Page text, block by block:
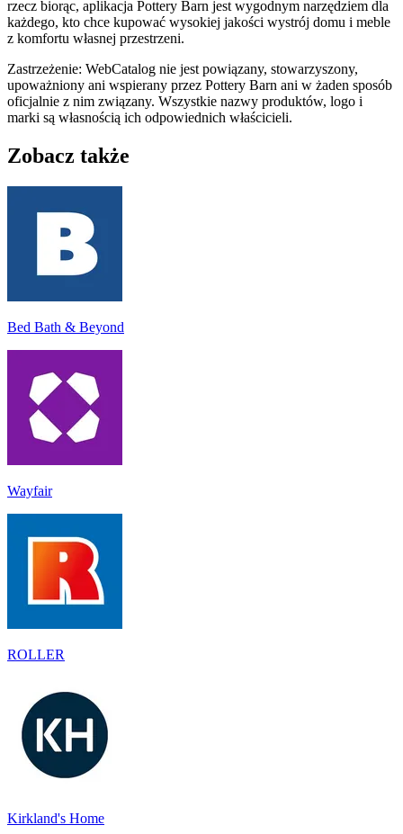
rzecz biorąc, aplikacja Pottery Barn jest wygodnym narzędziem dla
każdego, kto chce kupować wysokiej jakości wystrój domu i meble
z komfortu własnej przestrzeni.
Zastrzeżenie: WebCatalog nie jest powiązany, stowarzyszony,
upoważniony ani wspierany przez Pottery Barn ani w żaden sposób
oficjalnie z nim związany. Wszystkie nazwy produktów, logo i
marki są własnością ich odpowiednich właścicieli.
Zobacz także
Bed Bath & Beyond
Wayfair
ROLLER
Kirkland's Home